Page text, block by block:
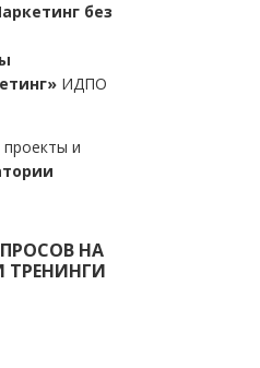
без
ИДПО
проекты и
НА
ТРЕНИНГИ